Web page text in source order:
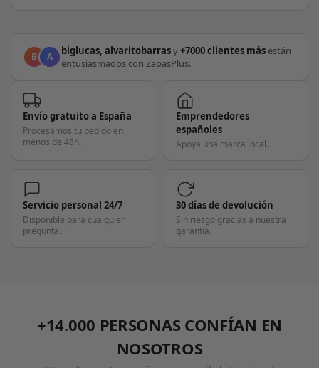
B A biglucas, alvaritobarrasy+7000 clientes más están
entusiasmados con ZapasPlus.
Envío gratuito a España
Procesamos tu pedido en
menos de 48h.
Emprendedores
españoles
Apoya una marca local.
Servicio personal 24/7
Disponible para cualquier
pregunta.
30 días de devolución
Sin riesgo gracias a nuestra
garantía.
+14.000 PERSONAS CONFÍAN EN
NOSOTROS